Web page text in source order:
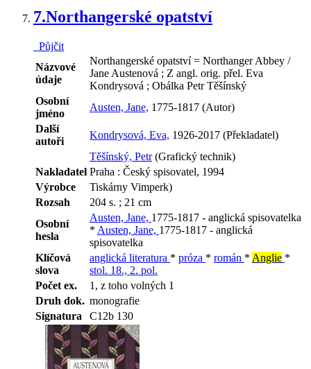
7.Northangerské opatství
Půjčit
Názvové
údaje
Northangerské opatství = Northanger Abbey /
Jane Austenová ; Z angl. orig. přel. Eva
Kondrysová ; Obálka Petr Těšínský
Osobní
jméno
Austen, Jane, 1775-1817 (Autor)
Další
autoři
Kondrysová, Eva, 1926-2017 (Překladatel)
Těšínský, Petr(Grafický technik)
Nakladatel Praha : Český spisovatel, 1994
Výrobce
Tiskárny Vimperk)
Rozsah
204 s. ; 21 cm
Osobní
hesla
Austen, Jane, 1775-1817 - anglická spisovatelka
* Austen, Jane, 1775-1817 - anglická
spisovatelka
Klíčová
slova
anglická literatura * próza * román * Anglie *
stol. 18., 2. pol.
Počet ex.
1, z toho volných 1
Druh dok. monografie
Signatura
C12b 130